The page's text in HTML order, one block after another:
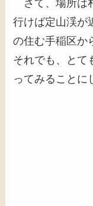
さて、場所は
行けば定山渓が
の住む手稲区か
それでも、とて
ってみることに